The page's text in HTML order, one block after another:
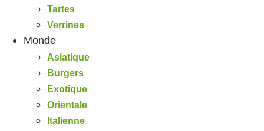
Tartes
Verrines
Monde
Asiatique
Burgers
Exotique
Orientale
Italienne